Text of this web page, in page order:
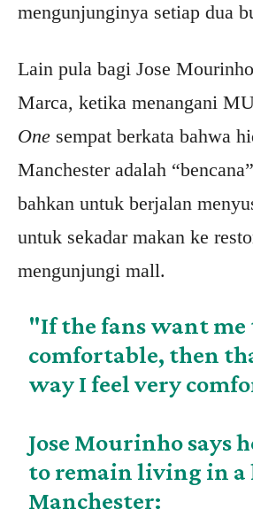
mengunjunginya setiap dua
Lain pula bagi Jose
Marca, ketika menangani
One sempat berkata bahwa
Manchester adalah
bahkan untuk berjalan
untuk sekadar makan ke
mengunjungi mall.
"If the fans want me
comfortable, then
way I feel very
Jose Mourinho says
to remain living in a
Manchester: